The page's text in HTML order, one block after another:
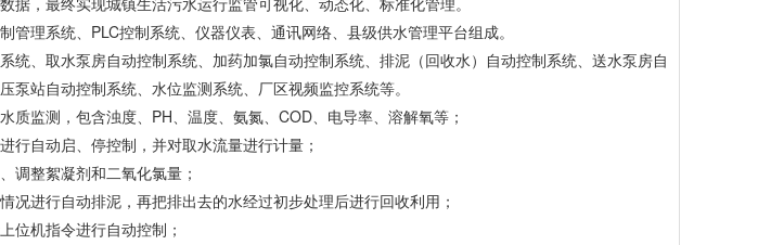
理系统、PLC控制系统、仪器仪表、通讯网络、县级供水管理平台组成。
统、取水泵房自动控制系统、加药加氯自动控制系统、排泥（回收水）自动控制系统、送水泵房自
站自动控制系统、水位监测系统、厂区视频监控系统等。
质监测，包含浊度、PH、温度、氨氮、COD、电导率、溶解氧等；
行自动启、停控制，并对取水流量进行计量；
调整絮凝剂和二氧化氯量；
况进行自动排泥，再把排出去的水经过初步处理后进行回收利用；
位机指令进行自动控制；